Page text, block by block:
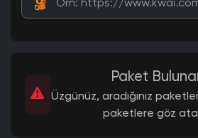
Paket
Üzgünüz, aradığınız
paketlere göz